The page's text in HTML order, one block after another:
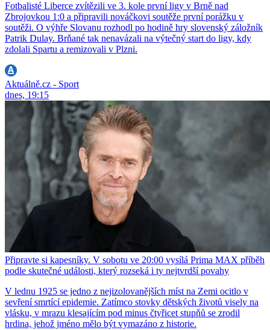
Fotbalisté Liberce zvítězili ve 3. kole první ligy v Brně nad
Zbrojovkou 1:0 a připravili nováčkovi soutěže první porážku v
soutěži. O výhře Slovanu rozhodl po hodině hry slovenský záložník
Patrik Dulay. Brňané tak nenavázali na výtečný start do ligy, kdy
zdolali Spartu a remizovali v Plzni.
Aktuálně.cz - Sport
dnes, 19:15
Připravte si kapesníky. V sobotu ve 20:00 vysílá Prima MAX příběh
podle skutečné události, který rozseká i ty nejtvrdší povahy
V lednu 1925 se jedno z nejizolovanějších míst na Zemi ocitlo v
sevření smrtící epidemie. Zatímco stovky dětských životů visely na
vlásku, v mrazu klesajícím pod minus čtyřicet stupňů se zrodil
hrdina, jehož jméno mělo být vymazáno z historie.